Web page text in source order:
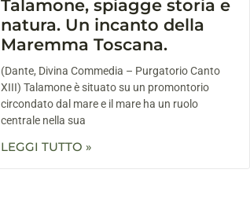
Talamone, spiagge storia e
natura. Un incanto della
Maremma Toscana.
(Dante, Divina Commedia – Purgatorio Canto
XIII) Talamone è situato su un promontorio
circondato dal mare e il mare ha un ruolo
centrale nella sua
LEGGI TUTTO »